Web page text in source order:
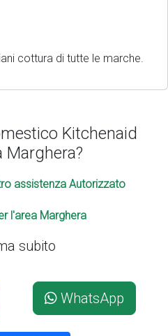
cottura di tutte le marche.
Kitchenaid
Marghera?
assistenza Autorizzato
l'area Marghera
subito
WhatsApp